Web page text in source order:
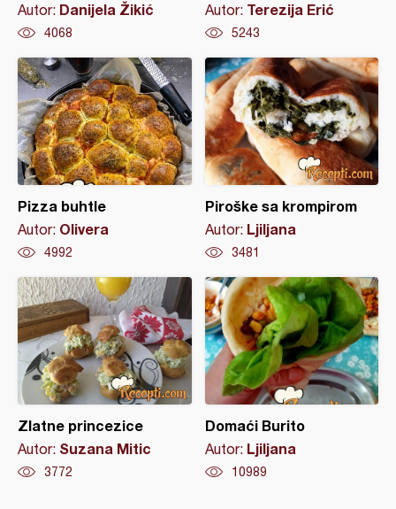
Autor: Danijela Žikić
4068
Autor: Terezija Erić
5243
Pizza buhtle
Autor: Olivera
4992
Piroške sa krompirom
Autor: Ljiljana
3481
Zlatne princezice
Autor: Suzana Mitic
3772
Domaći Burito
Autor: Ljiljana
10989